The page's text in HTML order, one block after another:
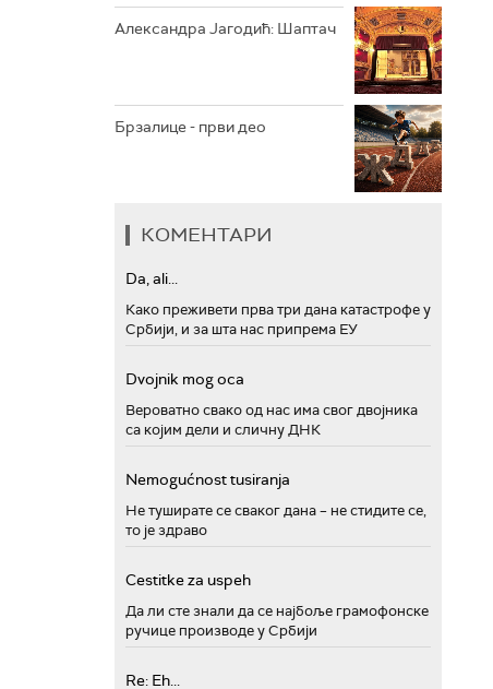
Александра Јагодић: Шаптач
Брзалице - први део
КОМЕНТАРИ
Da, ali...
Како преживети прва три дана катастрофе у
Србији, и за шта нас припрема ЕУ
Dvojnik mog oca
Вероватно свако од нас има свог двојника
са којим дели и сличну ДНК
Nemogućnost tusiranja
Не туширате се сваког дана – не стидите се,
то је здраво
Cestitke za uspeh
Да ли сте знали да се најбоље грамофонске
ручице производе у Србији
Re: Eh...